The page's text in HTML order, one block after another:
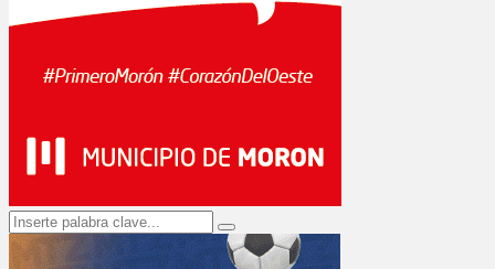
Search
for:
Search